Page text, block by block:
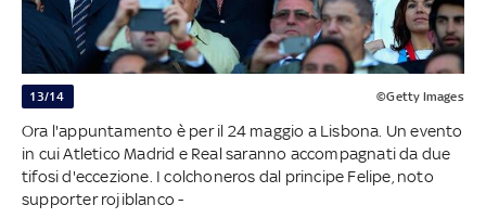
13/14 ©Getty Images
Ora l'appuntamento è per il 24 maggio a Lisbona. Un evento
in cui Atletico Madrid e Real saranno accompagnati da due
tifosi d'eccezione. I colchoneros dal principe Felipe, noto
supporter rojiblanco -